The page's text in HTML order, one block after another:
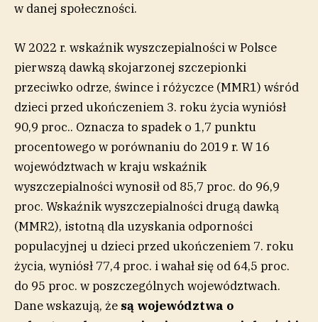
w danej społeczności.
W 2022 r. wskaźnik wyszczepialności w Polsce
pierwszą dawką skojarzonej szczepionki
przeciwko odrze, śwince i różyczce (MMR1) wśród
dzieci przed ukończeniem 3. roku życia wyniósł
90,9 proc.. Oznacza to spadek o 1,7 punktu
procentowego w porównaniu do 2019 r. W 16
województwach w kraju wskaźnik
wyszczepialności wynosił od 85,7 proc. do 96,9
proc. Wskaźnik wyszczepialności drugą dawką
(MMR2), istotną dla uzyskania odporności
populacyjnej u dzieci przed ukończeniem 7. roku
życia, wyniósł 77,4 proc. i wahał się od 64,5 proc.
do 95 proc. w poszczególnych województwach.
Dane wskazują, że są województwa o